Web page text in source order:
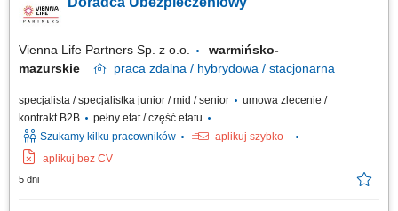
pozyskiwanie nowych klientów. Analiza potrzeb i przygotowywanie
indywidualnych rozwiązań ubezpieczeniowych. Budowanie pozycji
Vienna Life Partners Sp. z o.o.
warmińsko-
mazurskie
praca zdalna / hybrydowa / stacjonarna
specjalista / specjalistka junior / mid / senior
umowa zlecenie /
kontrakt B2B
pełny etat / część etatu
Szukamy kilku pracowników
aplikuj szybko
aplikuj bez CV
5 dni